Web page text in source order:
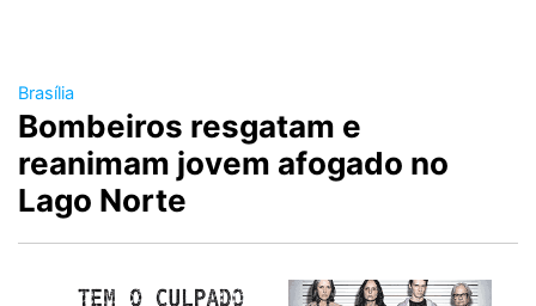
Brasília
Bombeiros resgatam e
reanimam jovem afogado no
Lago Norte